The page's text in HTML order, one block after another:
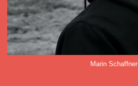
Marin Schaffner